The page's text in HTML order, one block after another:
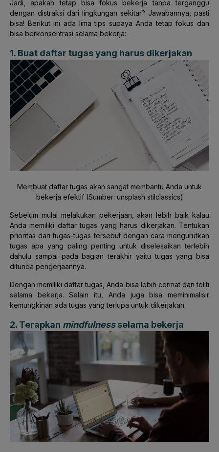
Jadi, apakah tetap bisa fokus bekerja tanpa terganggu
dengan distraksi dari lingkungan sekitar? Jawabannya, pasti
bisa! Berikut ini ada lima tips supaya Anda tetap fokus dan
bisa berkonsentrasi selama bekerja:
1. Buat daftar tugas yang harus dikerjakan
Membuat daftar tugas akan sangat membantu Anda untuk
bekerja efektif (Sumber: unsplash stilclassics)
Sebelum mulai melakukan pekerjaan, akan lebih baik kalau
Anda memiliki daftar tugas yang harus dikerjakan. Tentukan
prioritas dari tugas-tugas tersebut dengan cara mengurutkan
tugas apa yang paling penting untuk diselesaikan terlebih
dahulu sampai pada bagian terakhir yaitu tugas yang bisa
ditunda pengerjaannya.
Dengan memiliki daftar tugas, Anda bisa lebih cermat dan teliti
selama bekerja. Selain itu, Anda juga bisa meminimalisir
kemungkinan ada tugas yang terlupa untuk dikerjakan.
2. Terapkan mindfulnessselama bekerja